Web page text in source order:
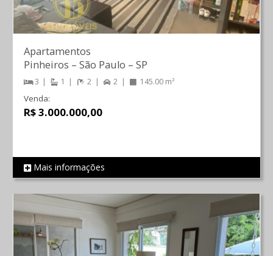
REF 741
Apartamentos
Pinheiros – São Paulo – SP
3 1 2 2 145.00 m²
Venda:
R$ 3.000.000,00
Mais informações